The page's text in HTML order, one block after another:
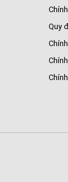
Quy